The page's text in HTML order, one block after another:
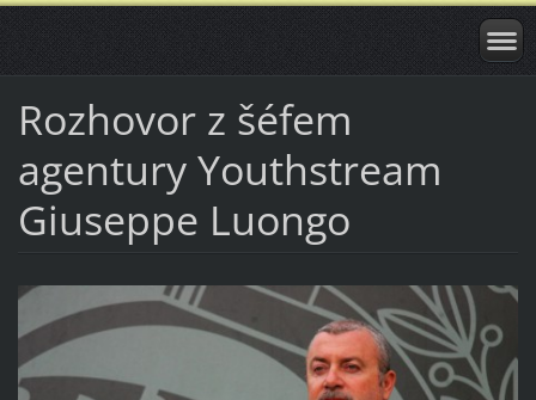
Rozhovor z šéfem
agentury Youthstream
Giuseppe Luongo